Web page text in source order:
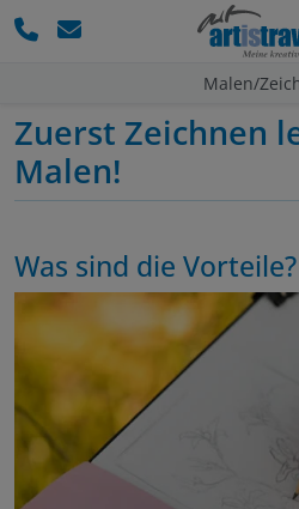
Malen/
Zuerst Zeichnen
Malen!
Was sind die Vorteile?